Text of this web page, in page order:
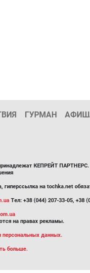
ГУРМАН
КЕПРЕЙТ ПАРТНЕРС.
гиперссылка на tochka.net
Тел: +38 (044) 207-33-05, +38
на правах рекламы.
персональных данных.
больше.